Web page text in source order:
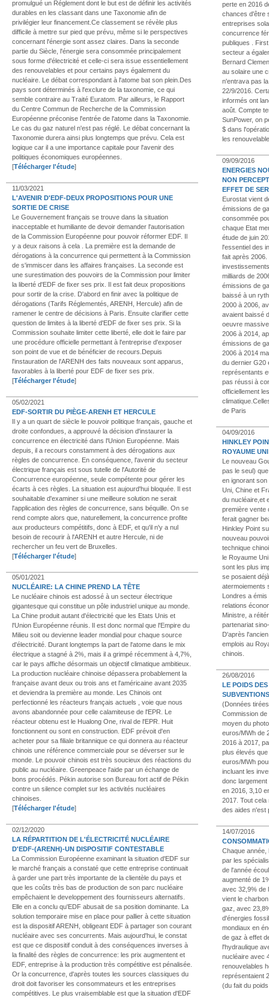
promulgué un Réglement dont le but est de définir les activités
durables en les classant dans une Taxonomie afin de
privilégier leur financement.Ce classement se révèle plus
difficile à mettre sur pied que prévu, même si le perspectives
concernant l'énergie sont assez claires. Dans la seconde
partie du Siècle, l'énergie sera consommée principalement
sous forme d'électricité et celle-ci sera issue essentiellement
des renouvelables et pour certains pays également du
nucléaire. Le débat correspondant à l'atome bat son plein.Des
pays sont déterminés à l'exclure de la taxonomie, ce qui
semble contraire au Traité Euratom. Par ailleurs, le Rapport
du Centre Commun de Recherche de la Commission
Européenne préconise l'entrée de l'atome dans la Taxonomie.
Le cas du gaz naturel n'est pas réglé. Le débat concernant la
Taxonomie durera ainsi plus longtemps que prévu. Cela est
logique car il a une importance capitale pour l'avenir des
politiques économiques européennes.
[Télécharger l'étude]
11/03/2021
L'AVENIR D'EDF-DEUX PROPOSITIONS POUR UNE
SORTIE DE CRISE
Le Gouvernement français se trouve dans la situation
inacceptable et humiliante de devoir demander l'autorisation
de la Commission Européenne pour pouvoir réformer EDF. Il
y a deux raisons à cela . La première est la demande de
dérogations à la concurrence qui permettent à la Commission
de s'immiscer dans les affaires françaises. La seconde est
une surestimation des pouvoirs de la Commission pour limiter
la liberté d'EDF de fixer ses prix. Il est fait deux propositions
pour sortir de la crise. D'abord en finir avec la politique de
dérogations (Tarifs Réglementés, ARENH, Hercule) afin de
ramener le centre de décisions à Paris. Ensuite clarifier cette
question de limites à la liberté d'EDF de fixer ses prix. Si la
Commission souhaite limiter cette liberté, elle doit le faire par
une procédure officielle permettant à l'entreprise d'exposer
son point de vue et de bénéficier de recours.Depuis
l'instauration de l'ARENH des faits nouveaux sont apparus,
favorables à la liberté pour EDF de fixer ses prix.
[Télécharger l'étude]
05/02/2021
EDF-SORTIR DU PIÈGE-ARENH ET HERCULE
Il y a un quart de siècle le pouvoir politique français, gauche et
droite confondues, a approuvé la décision d'instaurer la
concurrence en électricité dans l'Union Européenne. Mais
depuis, il a recours constamment à des dérogations aux
règles de concurrence. En conséquence, l'avenir du secteur
électrique français est sous tutelle de l'Autorité de
Concurrence européenne, seule compétente pour gérer les
écarts à ces règles. La situation est aujourd'hui bloquée. Il est
souhaitable d'examiner si une meilleure solution ne serait
l'application des règles de concurrence, sans béquille. On se
rend compte alors que, naturellement, la concurrence profite
aux producteurs compétitifs, donc à EDF, et qu'il n'y a nul
besoin de recourir à l'ARENH et autre Hercule, ni de
rechercher un feu vert de Bruxelles.
[Télécharger l'étude]
05/01/2021
NUCLÉAIRE: LA CHINE PREND LA TÊTE
Le nucléaire chinois est adossé à un secteur électrique
gigantesque qui constitue un pôle industriel unique au monde.
La Chine produit autant d'électricité que les Etats Unis et
l'Union Européenne réunis. Il est donc normal que l'Empire du
Milieu soit ou devienne leader mondial pour chaque source
d'électricité. Durant longtemps la part de l'atome dans le mix
électrique a stagné à 2%, mais il a grimpé récemment à 4,7%,
car le pays affiche désormais un objectif climatique ambitieux.
La production nucléaire chinoise dépassera probablement la
française avant deux ou trois ans et l'américaine avant 2035
et deviendra la première au monde. Les Chinois ont
perfectionné les réacteurs français actuels , voie que nous
avons abandonnée pour celle calamiteuse de l'EPR. Le
réacteur obtenu est le Hualong One, rival de l'EPR. Huit
fonctionnent ou sont en construction. EDF prévoit d'en
acheter pour sa filiale britannique ce qui donnera au réacteur
chinois une référence commerciale pour se déverser sur le
monde. Le pouvoir chinois est très soucieux des réactions du
public au nucléaire. Greenpeace l'aide par un échange de
bons procédés. Pékin autorise son Bureau fort actif de Pékin
contre un silence complet sur les activités nucléaires
chinoises.
[Télécharger l'étude]
02/12/2020
LA RÉPARTITION DE L'ÉLECTRICITÉ NUCLÉAIRE
D'EDF-(ARENH)-UN DISPOSITIF CONTESTABLE
La Commission Européenne examinant la situation d'EDF sur
le marché français a constaté que cette entreprise continuait
à garder une part très importante de la clientèle du pays et
que les coûts très bas de production de son parc nucléaire
empêchaient le developpement des fournisseurs alternatifs.
Elle en a conclu qu'EDF abusait de sa position dominante. La
solution temporaire mise en place pour pallier à cette situation
est la dispositif ARENH, obligeant EDF à partager son courant
nucléaire avec ses concurrents. Mais aujourd'hui, le constat
est que ce dispositif conduit à des conséquences inverses à
la finalité des règles de concurrence: les prix augmentent et
EDF, entreprise à la production très compétitive est pénalisée.
Or la concurrence, d'après toutes les sources classiques du
droit doit favoriser les consommateurs et les entreprises
compétitives. Le plus vraisemblable est que la situation d'EDF
perte en 2016
chances d'être
entreprises
concurrence
publiques .
secteur a
Bernard
au solaire une
n'entrava pas
22/9/2016.
informés ont
août. Compte
SunPower, on
$ dans
les
09/09/2016
ENERGIES
NON
EFFET DE
Eurostat vient
émissions de
consommée
chaque Etat
étude de juin
l'essentiel des
fait après
milliards de
émissions de
baissé à un
2000 à 2006,
avaient baissé
oeuvre
2006 à 2014,
émissions de
2006 à 2014
du dernier G20
représentants
pas réussi à
officiellement
de Paris
04/09/2016
HINKLEY
ROYAUME UNI
Le nouveau
pas le seul)
en ignorant
Uni, Chine et
du nucléaire,et
première vente
ferait gagner
Hinkley Point
nouveau
technique
le Royaume
sont les plus
se posaient
atermoiements
Londres a
relations
Ministre, a
partenariat
D'après
emplois au
chinois.
26/08/2016
LE POIDS
SUBVENTIONS
(Données
Commission de
moyen du
euros/MWh de
2016 à 2017,
plus élevés
euros/MWh
incluant les
donc
en 2016, 3,10
2017. Tout cela
des aides n'est
14/07/2016
Chaque année,
par les
de l'année
augmenté de
avec 32,9% de
vient le
gaz, avec
d'énergies
mondiaux en
de gaz à effet
l'hydraulique
nucléaire avec
renouvelables
représentaient
(du fait du